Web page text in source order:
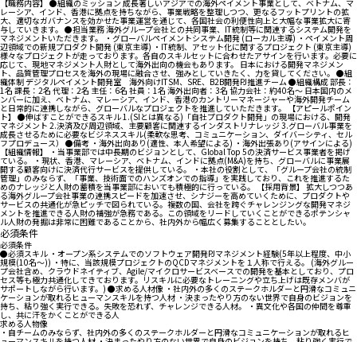
【職務内容】 ●組織のミッション 成長著しいアジアでの海外ペイメント事業として、ベトナム、マ
レーシア、インド、香港に拠点を持ちながら、事業戦略を整理しつつ、更なるフットプリントの拡
大、適切なガバナンスを効かせた事業運営を通じて、各国社会の利便性向上と大幅な事業拡大に寄
与していきます。 ●担当業務 海外グループ会社との共同事業、IT統制等に関連するシステム開発を
マネジメントいただきます。 ・グローバルペイメントシステム開発 (ローカル主導) ・ペイメント周
辺領域での新規プロダクト開発 (東京主導) ・IT統制、アセット化に関するプロジェクト (東京主導)
様々なプロジェクトが走っております。各自のスキルセットに合わせたアサインを行います。必要に
応じて、現地マネジメント人財として海外出向の機会もあります。 日本における開発マネジメン
ト、品質管理プロセスを海外の現場に融合させ、強みとしていきたく、力を貸してください。 ●組
織体制 デジタルペイメント開発室 海外向けITSM、SRE、B2B開発PJ推進チーム ●組織構成 部長：
1名 課長：2名 代理：2名 主任：6名 社員：1名 海外出向者：3名 協力会社：約40名～ 日本国内のメ
ンバーに加え、ベトナム、マレーシア、インド、香港のカントリーマネージャーや海外開発チーム
と日常的に連携しながら、グローバルなプロジェクトを推進していただきます。 【アピールポイン
ト】 ●伸ばすことができるスキル 1.(SIとは異なる)「自社プロダクト開発」の現場における、開発
マネジメント 2.決済及び周辺領域、主要顧客に関連するインダストリナレッジ 3.グローバル事業を
成長させるために必要なビジネススキル(柔軟な思考、コミュニケーション、ダイバーシティ、セル
フプロデュース） ●備考 ・海外出向あり(適性、本人希望による) ・海外出張あり(アサインによる)
【組織情報】 ・当事業部では中長期のビジョンとして、Global Top 5の決済サービス事業者を掲げ
ている。 ・現状、香港、マレーシア、ベトナム、インドに拠点(M&A)を持ち、グローバルに事業展
開する顧客向けに決済代行サービスを提供している。 ・本社の役割として、「グループ会社の統制
管理」のみならず、「事業、技術面でのハンズオンでの指導」を実践しており、これを推進するた
めのナレッジと人財の蓄積を当事業部においても積極的に行っている。 【採用背景】 拡大しつつあ
る海外グループ会社事業の連携スピードを加速させ、シナジーを高めていくために、プロダクトや
サービスの共通化が急ピッチで図られている。複数の国、会社を跨ぐチャレンジングな開発マネジ
メントを推進できる人財の補強が急務である。この領域をリードしていくことができるポテンシャ
ル人財の発掘は非常に困難であることから、社内外から幅広く募集することとしたい。
必須条件
必須条件
●必須スキル ・オープン系システムでのソフトウェア開発PJマネジメント経験(5年以上程度、中小
規模(10名～)) ・特に、当該規模プロジェクトのQCDマネジメントを１人称で行える。 (海外グルー
プ会社含め、クラウドネイティブ、Agile/マイクロサービスベースでの開発を基本としており、プロ
セス等も極力共通化してきております。リスキルに必要なトレーニングや立ち上げは既存メンバが
サポートしながら行います。) ●求める人材像 ・社内外の多くのステークホルダーと円滑なコミュニ
ケーションが取れるヒューマンスキルを持つ人材 ・決まったやり方のない世界で自身のビジョンを
持ち、粘り強く実行できる。失敗を恐れず、チャレンジできる人材。 ・異文化や各国の仲間を尊重
し、共に汗をかくことができる人
求める人物像
・自チームのみならず、社内外の多くのステークホルダーと円滑なコミュニケーションが取れるヒ